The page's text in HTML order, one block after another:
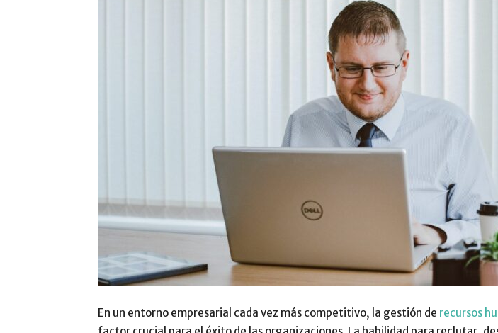
En un entorno empresarial cada vez más competitivo, la gestión de recursos